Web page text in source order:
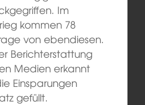
Im
kommen 78
von ebendiesen.
Berichterstattung
Medien erkannt
Einsparungen
gefüllt.